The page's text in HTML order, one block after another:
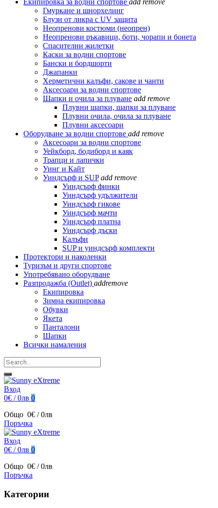
Екипировка за водни спортове add remove
Гмуркане и шнорхелинг
Блузи от ликра с UV защита
Неопренови костюми (неопрен)
Неопренови ръкавици, боти, чорапи и бонета
Спасителни жилетки
Каски за водни спортове
Бански и бордшорти
Джапанки
Херметични калъфи, сакове и чанти
Аксесоари за водни спортове
Шапки и очила за плуване add remove
Плувни шапки, шапки за плуване
Плувни очила, очила за плуване
Плувни аксесоари
Оборудване за водни спортове add remove
Аксесоари за водни спортове
Уейкборд, бодиборд и каяк
Трапци и лапички
Уинг и Кайт
Уиндсърф и SUP add remove
Уиндсърф финки
Уиндсърф удължители
Уиндсърф гикове
Уиндсърф мачти
Уиндсърф платна
Уиндсърф дъски
Калъфи
SUP и уиндсърф комплекти
Протектори и наколенки
Туризъм и други спортове
Употребявано оборудване
Разпродажба (Outlet) addremove
Екипировка
Зимна екипировка
Обувки
Якета
Панталони
Шапки
Всички намаления
Вход
0€ / 0лв 0
Общо 0€ / 0лв
Поръчка
Вход
0€ / 0лв 0
Общо 0€ / 0лв
Поръчка
Категории